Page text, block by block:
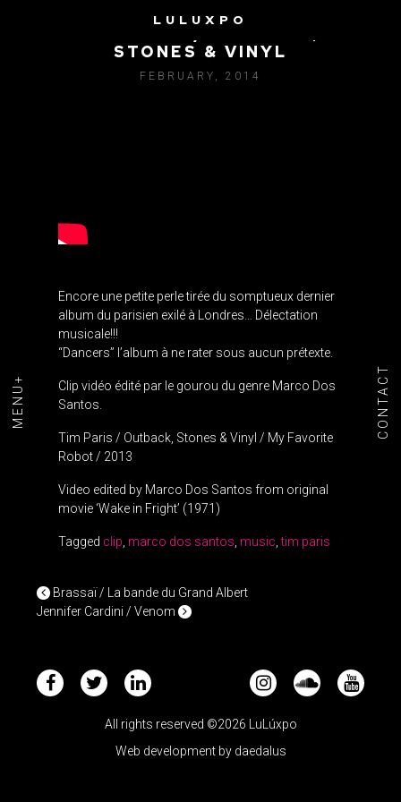
LULUXPO
MENU+ CONTACT
STONES & VINYL
FEBRUARY, 2014
Encore une petite perle tirée du somptueux dernier
album du parisien exilé à Londres… Délectation
musicale!!!
“Dancers” l’album à ne rater sous aucun prétexte.
Clip vidéo édité par le gourou du genre Marco Dos
Santos.
Tim Paris / Outback, Stones & Vinyl / My Favorite
Robot / 2013
Video edited by Marco Dos Santos from original
movie ‘Wake in Fright’ (1971)
Tagged clip marco dos santos music ,tim paris
POST NAVIGATION
Brassaï / La bande du Grand Albert
Jennifer Cardini / Venom
All rights reserved ©2026 LuLúxpo
Web development by daedalus